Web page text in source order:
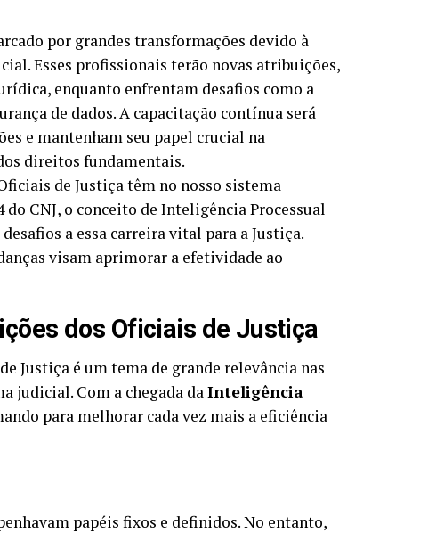
por grandes transformações devido à
Esses profissionais terão novas atribuições,
enquanto enfrentam desafios como a
de dados. A capacitação contínua será
e mantenham seu papel crucial na
direitos fundamentais.
de Justiça têm no nosso sistema
CNJ, o conceito de Inteligência Processual
a essa carreira vital para a Justiça.
visam aprimorar a efetividade ao
dos Oficiais de Justiça
Justiça é um tema de grande relevância nas
judicial. Com a chegada daInteligência
para melhorar cada vez mais a eficiência
papéis fixos e definidos. No entanto,